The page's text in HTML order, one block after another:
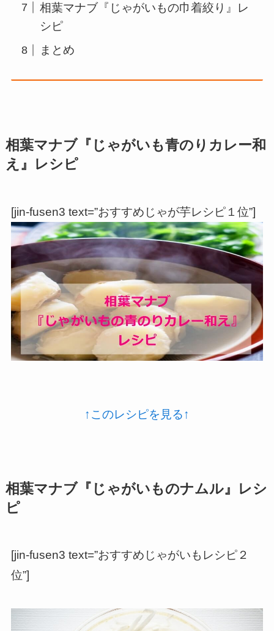
相葉マナブ『じゃがいもの巾着絞り』レ
シピ
まとめ
相葉マナブ『じゃがいも青のりカレー和
え』レシピ
[jin-fusen3 text=”おすすめじゃが芋レシピ１位”]
↑このレシピを見る↑
相葉マナブ『じゃがいものナムル』レシ
ピ
[jin-fusen3 text=”おすすめじゃがいもレシピ２
位”]